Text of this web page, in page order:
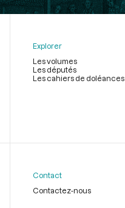
Explorer
Les volumes
Les députés
Les cahiers de doléances
Contact
Contactez-nous